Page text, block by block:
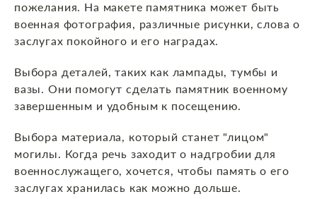
пожелания. На макете памятника может быть
военная фотография, различные рисунки, слова о
заслугах покойного и его наградах.
Выбора деталей, таких как лампады, тумбы и
вазы. Они помогут сделать памятник военному
завершенным и удобным к посещению.
Выбора материала, который станет "лицом"
могилы. Когда речь заходит о надгробии для
военнослужащего, хочется, чтобы память о его
заслугах хранилась как можно дольше.